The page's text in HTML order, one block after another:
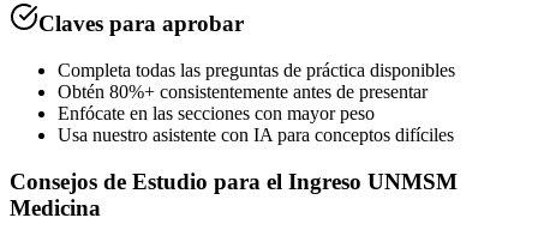
Claves para aprobar
Completa todas las preguntas de práctica disponibles
Obtén 80%+ consistentemente antes de presentar
Enfócate en las secciones con mayor peso
Usa nuestro asistente con IA para conceptos difíciles
Consejos de Estudio para el Ingreso UNMSM
Medicina